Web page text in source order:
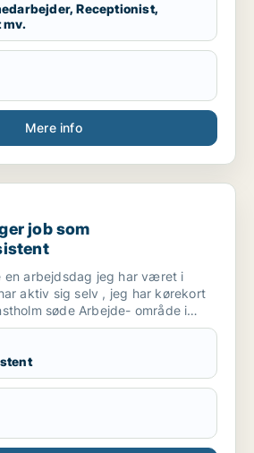
kundeservice.
strukturerede opgaver, klare
Jeg arbejder grundigt
søger en administrativ stilling, hvor
kompetencer inden for
og daglige
Receptionist,
mv.
Mere info
som rengøringsassistent
job som
en arbejdsdag jeg har været i
aktiv sig selv , jeg har kørekort
søde Arbejde- område i
til mig med venlig hilsen